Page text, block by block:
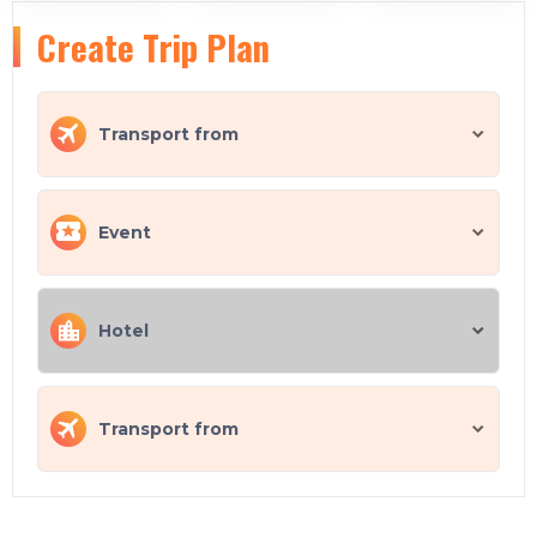
Create Trip Plan
Transport from
Event
Hotel
Transport from